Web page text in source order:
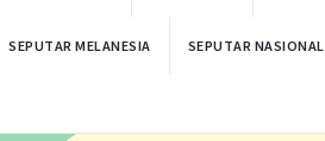
SEPUTAR MELANESIA SEPUTAR NASIONAL